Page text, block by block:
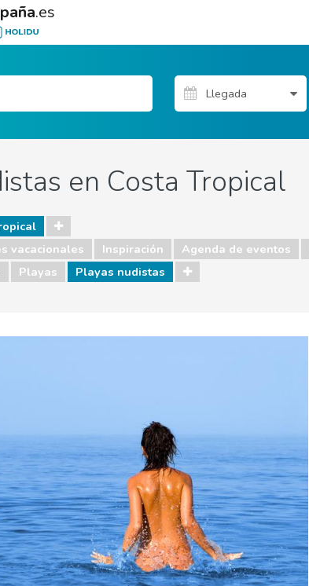
.es
en Costa Tropical
vacacionales Inspiración Agenda de eventos
Playas Playas nudistas